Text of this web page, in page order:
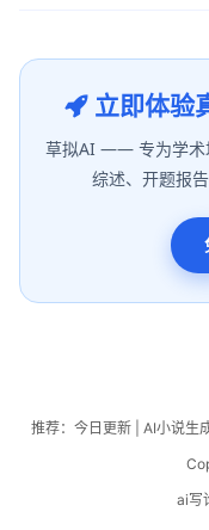
立即体验
草拟AI —— 专为学术
综述、开题报
推荐： 今日更新 AI小说生
ai写